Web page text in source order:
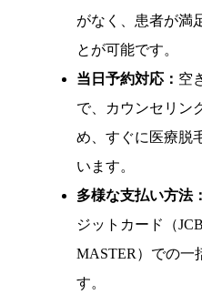
がなく、患者が満
とが可能です。
当日予約対応： 空
で、カウンセリン
め、すぐに医療脱
います。
多様な支払い方法：
ジットカード（
MASTER）での一
す。